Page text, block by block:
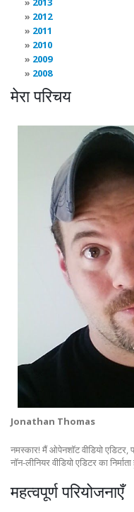
2012
2011
2010
2009
2008
मेरा परिचय
Jonathan Thomas
नमस्कार! मैं ओपेनशॉट वीडियो
नॉन-लीनियर वीडियो एडिटर का
महत्वपूर्ण परियोजनाएँ